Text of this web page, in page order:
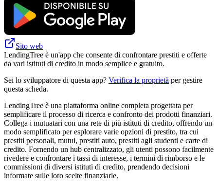
Sito web
LendingTree è un'app che consente di confrontare prestiti e offerte
da vari istituti di credito in modo semplice e gratuito.
Sei lo sviluppatore di questa app? Verifica la proprietà per gestire
questa scheda.
LendingTree è una piattaforma online completa progettata per
semplificare il processo di ricerca e confronto dei prodotti finanziari.
Collega i mutuatari con una rete di più istituti di credito, offrendo un
modo semplificato per esplorare varie opzioni di prestito, tra cui
prestiti personali, mutui, prestiti auto, prestiti agli studenti e carte di
credito. Fornendo un hub centralizzato, gli utenti possono facilmente
rivedere e confrontare i tassi di interesse, i termini di rimborso e le
commissioni di diversi istituti di credito, prendendo decisioni
informate sulle loro scelte finanziarie.